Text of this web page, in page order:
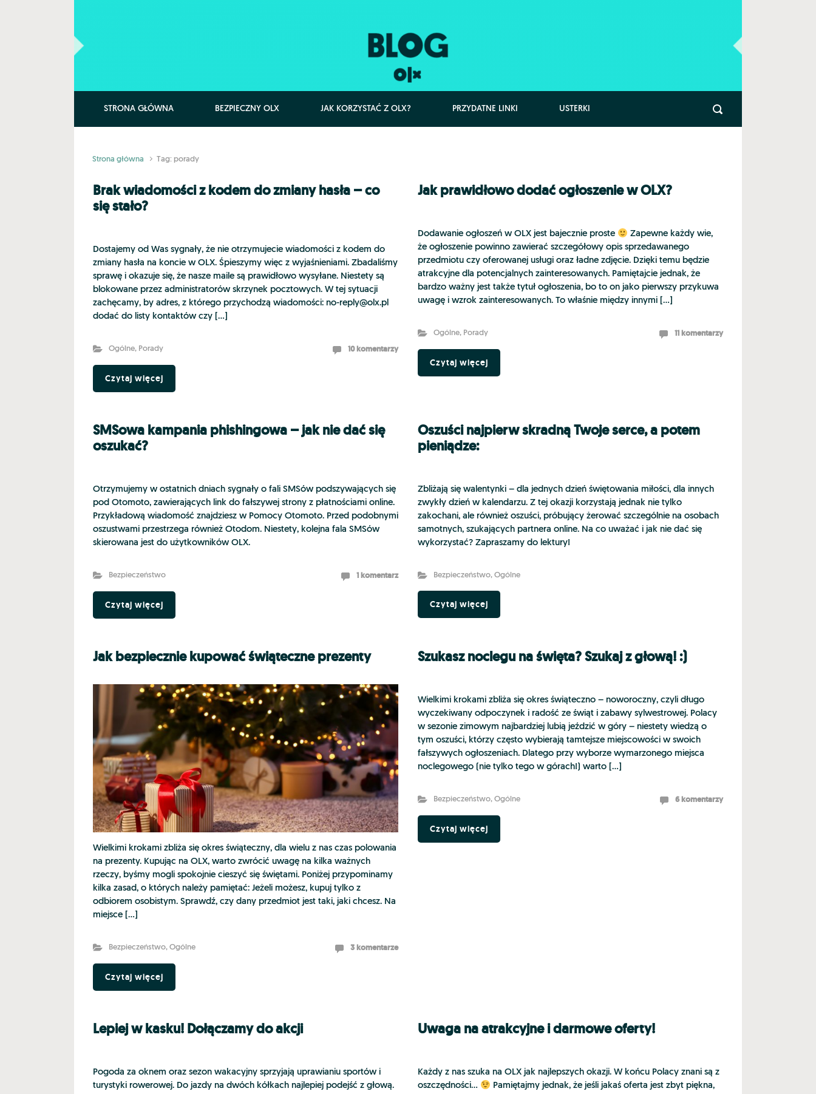
STRONA GŁÓWNA BEZPIECZNY OLX JAK KORZYSTAĆ Z OLX? PRZYDATNE LINKI USTERKI
Strona główna Tag: porady
Brak wiadomości z kodem do zmiany hasła – co
się stało?
Dostajemy od Was sygnały, że nie otrzymujecie wiadomości z kodem do
zmiany hasła na koncie w OLX. Śpieszymy więc z wyjaśnieniami. Zbadaliśmy
sprawę i okazuje się, że nasze maile są prawidłowo wysyłane. Niestety są
blokowane przez administratorów skrzynek pocztowych. W tej sytuacji
zachęcamy, by adres, z którego przychodzą wiadomości: no-reply@olx.pl
dodać do listy kontaktów czy […]
Ogólne, Porady 10 komentarzy
Czytaj więcej
Jak prawidłowo dodać ogłoszenie w OLX?
Dodawanie ogłoszeń w OLX jest bajecznie proste
Zapewne każdy wie,
że ogłoszenie powinno zawierać szczegółowy opis sprzedawanego
przedmiotu czy oferowanej usługi oraz ładne zdjęcie. Dzięki temu będzie
atrakcyjne dla potencjalnych zainteresowanych. Pamiętajcie jednak, że
bardzo ważny jest także tytuł ogłoszenia, bo to on jako pierwszy przykuwa
uwagę i wzrok zainteresowanych. To właśnie między innymi […]
Ogólne, Porady 11 komentarzy
Czytaj więcej
SMSowa kampania phishingowa – jak nie dać się
oszukać?
Otrzymujemy w ostatnich dniach sygnały o fali SMSów podszywających się
pod Otomoto, zawierających link do fałszywej strony z płatnościami online.
Przykładową wiadomość znajdziesz w Pomocy Otomoto. Przed podobnymi
oszustwami przestrzega również Otodom. Niestety, kolejna fala SMSów
skierowana jest do użytkowników OLX.
Bezpieczeństwo 1 komentarz
Czytaj więcej
Oszuści najpierw skradną Twoje serce, a potem
pieniądze:
Zbliżają się walentynki – dla jednych dzień świętowania miłości, dla innych
zwykły dzień w kalendarzu. Z tej okazji korzystają jednak nie tylko
zakochani, ale również oszuści, próbujący żerować szczególnie na osobach
samotnych, szukających partnera online. Na co uważać i jak nie dać się
wykorzystać? Zapraszamy do lektury!
Bezpieczeństwo, Ogólne
Czytaj więcej
Jak bezpiecznie kupować świąteczne prezenty
Wielkimi krokami zbliża się okres świąteczny, dla wielu z nas czas polowania
na prezenty. Kupując na OLX, warto zwrócić uwagę na kilka ważnych
rzeczy, byśmy mogli spokojnie cieszyć się świętami. Poniżej przypominamy
kilka zasad, o których należy pamiętać: Jeżeli możesz, kupuj tylko z
odbiorem osobistym. Sprawdź, czy dany przedmiot jest taki, jaki chcesz. Na
miejsce […]
Bezpieczeństwo, Ogólne 3 komentarze
Czytaj więcej
Szukasz noclegu na święta? Szukaj z głową! :)
Wielkimi krokami zbliża się okres świąteczno – noworoczny, czyli długo
wyczekiwany odpoczynek i radość ze świąt i zabawy sylwestrowej. Polacy
w sezonie zimowym najbardziej lubią jeździć w góry – niestety wiedzą o
tym oszuści, którzy często wybierają tamtejsze miejscowości w swoich
fałszywych ogłoszeniach. Dlatego przy wyborze wymarzonego miejsca
noclegowego (nie tylko tego w górach!) warto […]
Bezpieczeństwo, Ogólne 6 komentarzy
Czytaj więcej
Lepiej w kasku! Dołączamy do akcji
Pogoda za oknem oraz sezon wakacyjny sprzyjają uprawianiu sportów i
turystyki rowerowej. Do jazdy na dwóch kółkach najlepiej podejść z głową.
Uwaga na atrakcyjne i darmowe oferty!
Każdy z nas szuka na OLX jak najlepszych okazji. W końcu Polacy znani są z
oszczędności…
Pamiętajmy jednak, że jeśli jakaś oferta jest zbyt piękna,